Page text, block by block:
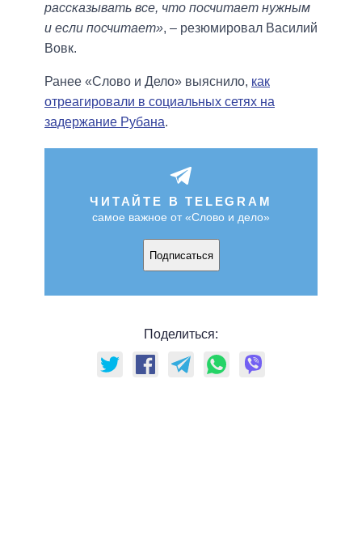
рассказывать все, что посчитает нужным
и если посчитает», – резюмировал Василий
Вовк.
Ранее «Слово и Дело» выяснило, как
отреагировали в социальных сетях на
задержание Рубана.
ЧИТАЙТЕ В TELEGRAM
самое важное от «Слово и дело»
Подписаться
Поделиться: